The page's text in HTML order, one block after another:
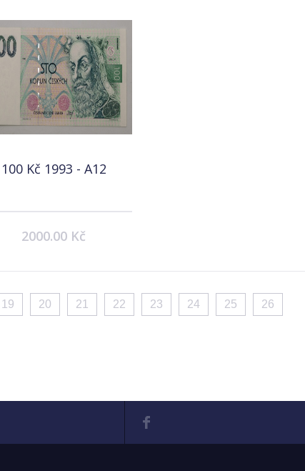
100 Kč 1993 - A12
2000.00 Kč
19 20 21 22 23 24 25
26